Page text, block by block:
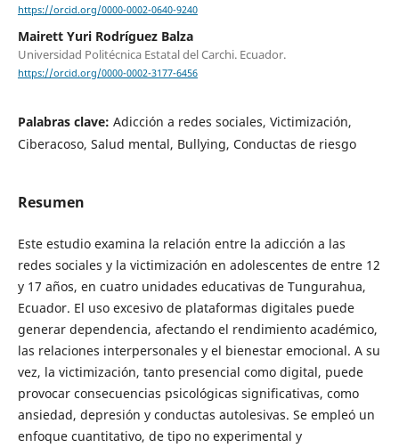
https://orcid.org/0000-0002-0640-9240
Mairett Yuri Rodríguez Balza
Universidad Politécnica Estatal del Carchi. Ecuador.
https://orcid.org/0000-0002-3177-6456
Palabras clave: Adicción a redes sociales, Victimización,
Ciberacoso, Salud mental, Bullying, Conductas de riesgo
Resumen
Este estudio examina la relación entre la adicción a las
redes sociales y la victimización en adolescentes de entre 12
y 17 años, en cuatro unidades educativas de Tungurahua,
Ecuador. El uso excesivo de plataformas digitales puede
generar dependencia, afectando el rendimiento académico,
las relaciones interpersonales y el bienestar emocional. A su
vez, la victimización, tanto presencial como digital, puede
provocar consecuencias psicológicas significativas, como
ansiedad, depresión y conductas autolesivas. Se empleó un
enfoque cuantitativo, de tipo no experimental y